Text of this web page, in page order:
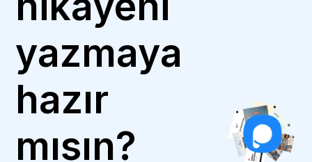
yazmaya
hazır
mısın?